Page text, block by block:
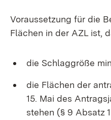
Voraussetzung für die
Flächen in der AZL ist,
die Schlaggröße
die Flächen der
15. Mai des
stehen (§ 9 Absatz